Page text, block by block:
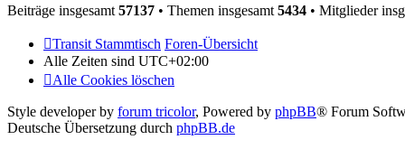
Beiträge insgesamt 57137 • Themen insgesamt 5434 • Mitglieder
Transit Stammtisch Foren-Übersicht
Alle Zeiten sind UTC+02:00
Alle Cookies löschen
Style developer by forum tricolor, Powered by phpBB® Forum
Deutsche Übersetzung durch phpBB.de